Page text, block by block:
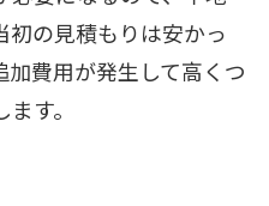
の見積もりは安かっ
費用が発生して高くつ
す。